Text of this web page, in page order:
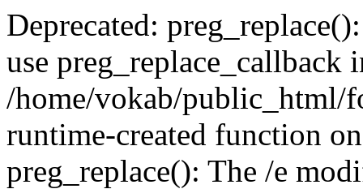
Deprecated:
use preg_replace_callback
/home/vokab/public_html/
runtime-created function
preg_replace(): The /e